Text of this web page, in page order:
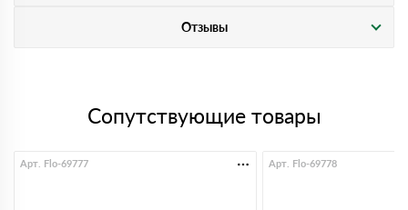
Отзывы
Сопутствующие товары
Арт. Flo-69777 Арт. Flo-69778